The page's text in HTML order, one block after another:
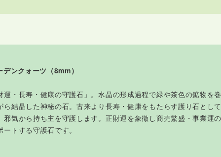
デンクォーツ（8mm）
運・長寿・健康の守護石」。水晶の形成過程で緑や茶色の鉱物を
ら結晶した神秘の石。古来より長寿・健康をもたらす護り石とし
邪気から持ち主を守護します。正財運を象徴し商売繁盛・事業運
ートする守護石です。